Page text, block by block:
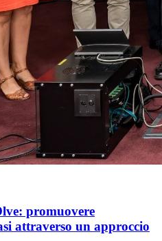
promuovere
attraverso un approccio